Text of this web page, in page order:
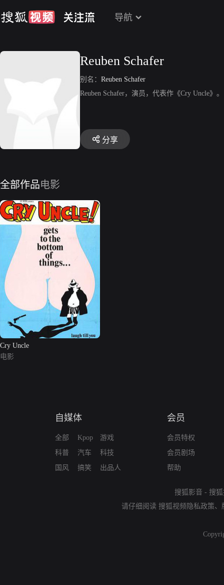
导航
Reuben Schafer
别名： Reuben Schafer
Reuben Schafer，演员，代表作《Cry Uncle》。
分享
全部作品电影
Cry Uncle
电影
自媒体
全部
科普
国风
Kpop
汽车
搞笑
游戏
科技
出品人
会员
会员特权
会员剧场
帮助
搜狐影音 - 搜
请仔细阅读 搜狐视频隐私政策、